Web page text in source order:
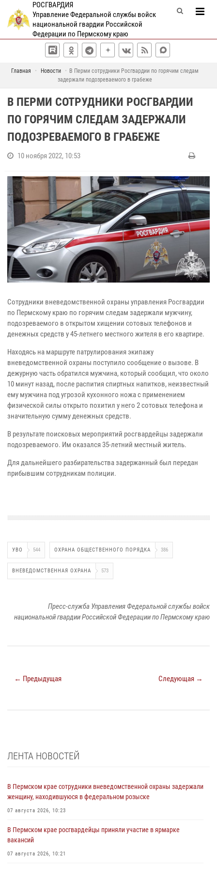
РОСГВАРДИЯ
Управление Федеральной службы войск
национальной гвардии Российской
Федерации по Пермскому краю
Главная Новости
В Перми сотрудники Росгвардии по горячим следам
задержали подозреваемого в грабеже
В ПЕРМИ СОТРУДНИКИ РОСГВАРДИИ
ПО ГОРЯЧИМ СЛЕДАМ ЗАДЕРЖАЛИ
ПОДОЗРЕВАЕМОГО В ГРАБЕЖЕ
10 ноября 2022, 10:53
Сотрудники вневедомственной охраны управления Росгвардии
по Пермскому краю по горячим следам задержали мужчину,
подозреваемого в открытом хищении сотовых телефонов и
денежных средств у 45-летнего местного жителя в его квартире.
Находясь на маршруте патрулирования экипажу
вневедомственной охраны поступило сообщение о вызове. В
дежурную часть обратился мужчина, который сообщил, что около
10 минут назад, после распития спиртных напитков, неизвестный
ему мужчина под угрозой кухонного ножа с применением
физической силы открыто похитил у него 2 сотовых телефона и
значительную сумму денежных средств.
В результате поисковых мероприятий росгвардейцы задержали
подозреваемого. Им оказался 35-летний местный житель.
Для дальнейшего разбирательства задержанный был передан
прибывшим сотрудникам полиции.
УВО 544 ОХРАНА ОБЩЕСТВЕННОГО ПОРЯДКА 386
ВНЕВЕДОМСТВЕННАЯ ОХРАНА 573
Пресс-служба Управления Федеральной службы войск
национальной гвардии Российской Федерации по Пермскому краю
← Предыдущая Следующая →
ЛЕНТА НОВОСТЕЙ
В Пермском крае сотрудники вневедомственной охраны задержали
женщину, находившуюся в федеральном розыске
07 августа 2026, 10:23
В Пермском крае росгвардейцы приняли участие в ярмарке
вакансий
07 августа 2026, 10:21